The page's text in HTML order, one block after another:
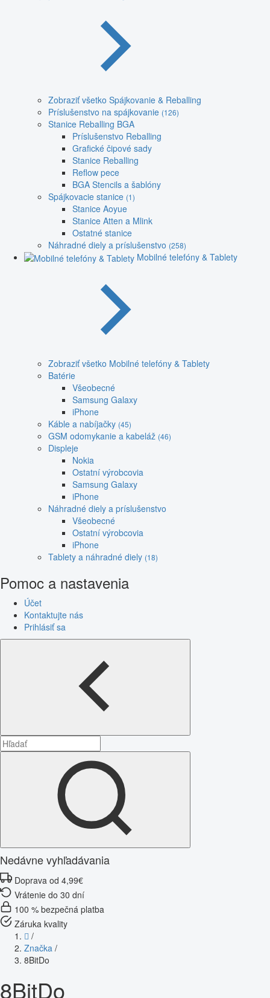
Zobraziť všetko Spájkovanie & Reballing
Príslušenstvo na spájkovanie (126)
Stanice Reballing BGA
Príslušenstvo Reballing
Grafické čipové sady
Stanice Reballing
Reflow pece
BGA Stencils a šablóny
Spájkovacie stanice (1)
Stanice Aoyue
Stanice Atten a Mlink
Ostatné stanice
Náhradné diely a príslušenstvo (258)
Mobilné telefóny & Tablety
Zobraziť všetko Mobilné telefóny & Tablety
Batérie
Všeobecné
Samsung Galaxy
iPhone
Káble a nabíjačky (45)
GSM odomykanie a kabeláž (46)
Displeje
Nokia
Ostatní výrobcovia
Samsung Galaxy
iPhone
Náhradné diely a príslušenstvo
Všeobecné
Ostatní výrobcovia
iPhone
Tablety a náhradné diely (18)
Pomoc a nastavenia
Účet
Kontaktujte nás
Prihlásiť sa
Nedávne vyhľadávania
Doprava od 4,99€
Vrátenie do 30 dní
100 % bezpečná platba
Záruka kvality
/
Značka /
8BitDo
8BitDo